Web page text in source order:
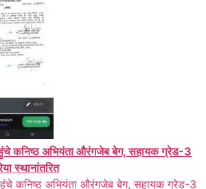
कनिष्ठ अभियंता औरंगजेब बेग, सहायक ग्रेड-3
स्थानांतरित
कनिष्ठ अभियंता औरंगजेब बेग, सहायक ग्रेड-3